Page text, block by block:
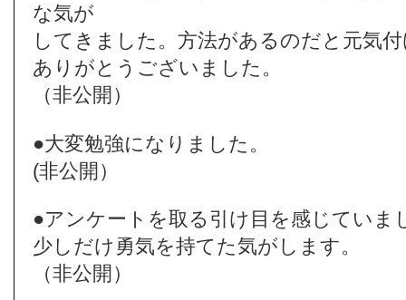
な気が
してきました。方法があるのだと元気
ありがとうございました。
（非公開）
●大変勉強になりました。
(非公開）
●アンケートを取る引け目を感じていま
少しだけ勇気を持てた気がします。
（非公開）